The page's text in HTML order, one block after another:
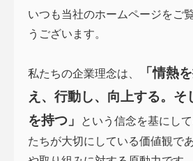
いつも当社のホームページをご
うございます。
私たちの企業理念は、
「情熱
え、行動し、向上する。
を持つ」 という信念を基にし
たちが大切にしている価値観で